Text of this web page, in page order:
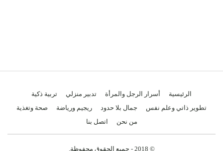
الرئيسية أسرار الرجل والمرأة تدبير منزلي
تربية ذكية
تطوير ذاتي وعلم نفس
جمال بلا حدود ريجيم ورياضة
صحة وتغذية
من نحن
اتصل بنا
© 2018 - جميع الحقوق محفوظة.